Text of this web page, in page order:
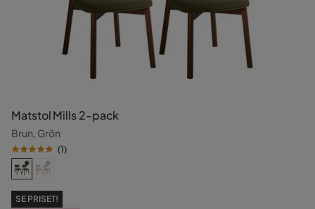
Matstol Mills 2-pack
Brun, Grön
(1)
SE PRISET!